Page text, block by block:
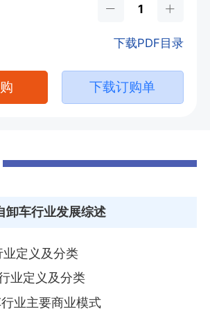
下载PDF目录
下载订购单
卸车行业发展综述
业定义及分类
业定义及分类
业主要商业模式